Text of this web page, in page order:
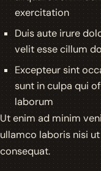
exercitation
Duis aute irure
velit esse cillum
Excepteur sint
sunt in culpa qui
laborum
Ut enim ad minim
ullamco laboris nisi
consequat.